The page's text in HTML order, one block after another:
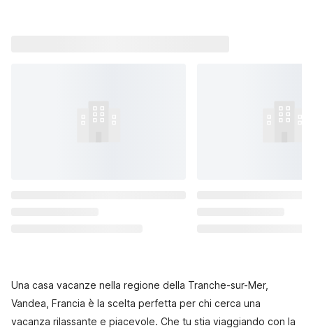
Una casa vacanze nella regione della Tranche-sur-Mer,
Vandea, Francia è la scelta perfetta per chi cerca una
vacanza rilassante e piacevole. Che tu stia viaggiando con la